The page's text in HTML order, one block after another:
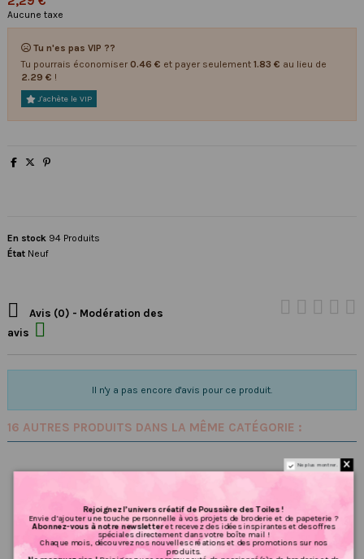
Aucune taxe
Tu n'es pas VIP ??
Tu pourrais économiser 0.46 € et payer seulement 1.83 € au lieu de
2.29 € !
J'achète le VIP
En stock 94 Produits
État Neuf

Avis (0) - Modération des
avis

Il n'y a pas encore d'avis pour ce produit.
16 AUTRES PRODUITS DANS LA MÊME CATÉGORIE :
Ne plus montrer.
Rejoignez l’univers créatif de Poussière des Toiles !
Envie d’ajouter une touche personnelle à vos projets de broderie et de papeterie ?
Abonnez-vous à notre newsletteret recevez des idées inspirantes et des offres
spéciales directement dans votre boîte mail !
Chaque mois, découvrez nos nouvelles créations et des promotions sur nos
produits.